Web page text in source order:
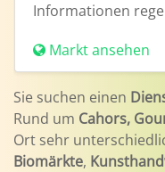
Informationen
Markt ansehen
Sie suchen einen
Rund um Cahors,
Ort sehr
Biomärkte,